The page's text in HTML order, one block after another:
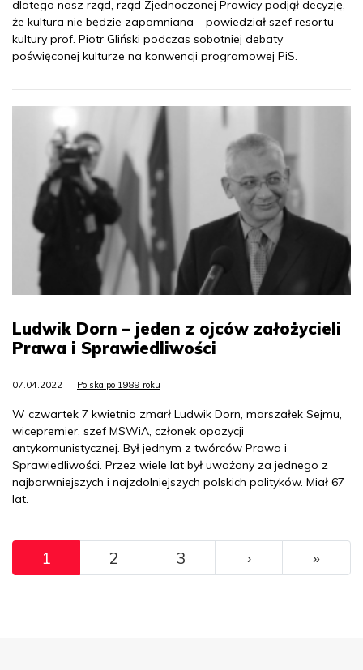
dlatego nasz rząd, rząd Zjednoczonej Prawicy podjął decyzję,
że kultura nie będzie zapomniana – powiedział szef resortu
kultury prof. Piotr Gliński podczas sobotniej debaty
poświęconej kulturze na konwencji programowej PiS.
Ludwik Dorn – jeden z ojców założycieli
Prawa i Sprawiedliwości
07.04.2022 Polska po 1989 roku
W czwartek 7 kwietnia zmarł Ludwik Dorn, marszałek Sejmu,
wicepremier, szef MSWiA, członek opozycji
antykomunistycznej. Był jednym z twórców Prawa i
Sprawiedliwości. Przez wiele lat był uważany za jednego z
najbarwniejszych i najzdolniejszych polskich polityków. Miał 67
lat.
Pagination
1 2 3 ››› »